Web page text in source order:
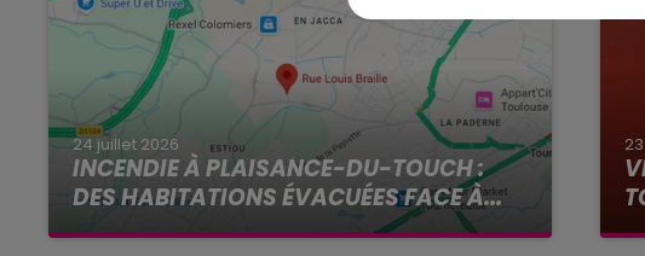
24 juillet 2026
INCENDIE À PLAISANCE-DU-TOUCH :
DES HABITATIONS ÉVACUÉES FACE À...
Alors que la Haute-Garonne est en vigilance